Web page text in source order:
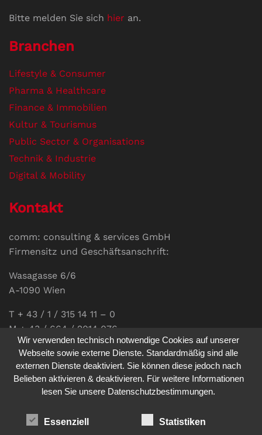
Bitte melden Sie sich hier an.
Branchen
Lifestyle & Consumer
Pharma & Healthcare
Finance & Immobilien
Kultur & Tourismus
Public Sector & Organisations
Technik & Industrie
Digital & Mobility
Kontakt
comm: consulting & services GmbH
Firmensitz und Geschäftsanschrift:
Wasagasse 6/6
A-1090 Wien
T + 43 / 1 / 315 14 11 – 0
M + 43 / 664 / 2014 076
E-Mail:office@communications.co.at
Homepage:www.communications.co.at
UID: ATU 811 196 56
Sabine Pöhacker MSc.
Wir verwenden technisch notwendige Cookies auf unserer
Webseite sowie externe Dienste. Standardmäßig sind alle
externen Dienste deaktiviert. Sie können diese jedoch nach
Belieben aktivieren & deaktivieren. Für weitere Informationen
lesen Sie unsere Datenschutzbestimmungen.
Essenziell Statistiken